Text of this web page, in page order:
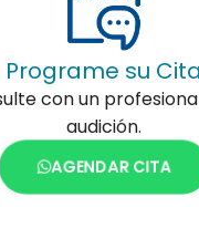
Programe su Cita
con un
audición.
AGENDAR CITA